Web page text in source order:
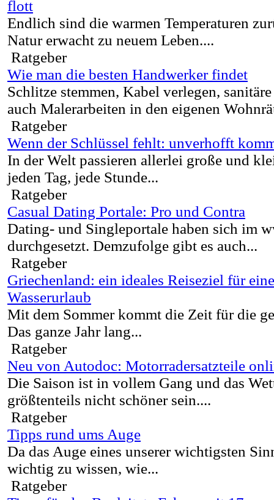
flott
Endlich sind die warmen Temperaturen
Natur erwacht zu neuem Leben....
Ratgeber
Wie man die besten Handwerker findet
Schlitze stemmen, Kabel verlegen,
auch Malerarbeiten in den eigenen
Ratgeber
Wenn der Schlüssel fehlt: unverhofft
In der Welt passieren allerlei große und
jeden Tag, jede Stunde...
Ratgeber
Casual Dating Portale: Pro und Contra
Dating- und Singleportale haben sich im
durchgesetzt. Demzufolge gibt es auch...
Ratgeber
Griechenland: ein ideales Reiseziel für
Wasserurlaub
Mit dem Sommer kommt die Zeit für die
Das ganze Jahr lang...
Ratgeber
Neu von Autodoc: Motorradersatzteile
Die Saison ist in vollem Gang und das
größtenteils nicht schöner sein....
Ratgeber
Tipps rund ums Auge
Da das Auge eines unserer wichtigsten
wichtig zu wissen, wie...
Ratgeber